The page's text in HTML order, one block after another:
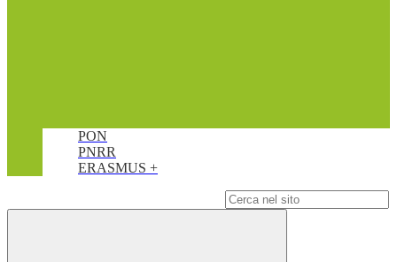
PON
PNRR
ERASMUS +